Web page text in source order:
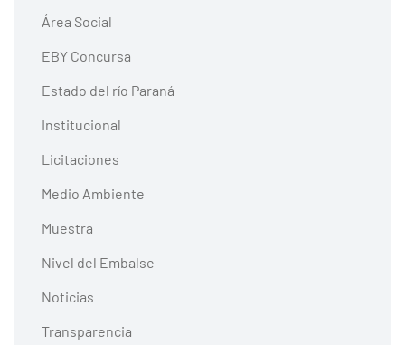
Área Social
EBY Concursa
Estado del río Paraná
Institucional
Licitaciones
Medio Ambiente
Muestra
Nivel del Embalse
Noticias
Transparencia